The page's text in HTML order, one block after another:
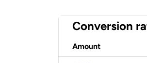
Conversion
Amount